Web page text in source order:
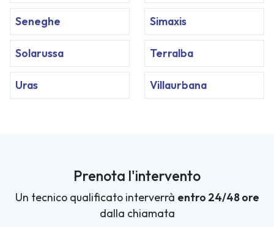
Seneghe Simaxis
Solarussa Terralba
Uras Villaurbana
Prenota l'intervento
Un tecnico qualificato interverrà entro 24/48 ore
dalla chiamata